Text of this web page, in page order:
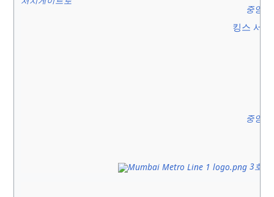
중앙선
킹스 서클
중앙선
3호선